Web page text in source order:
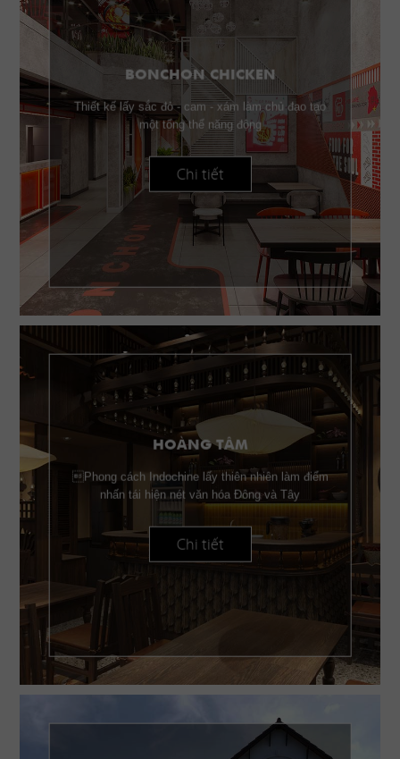
BONCHON CHICKEN
Thiết kế lấy sắc đỏ - cam - xám làm chủ đạo tạo
một tổng thể năng động
Chi tiết
HOÀNG TÂM
Phong cách Indochine lấy thiên nhiên làm điểm
nhấn tái hiện nét văn hóa Đông và Tây
Chi tiết